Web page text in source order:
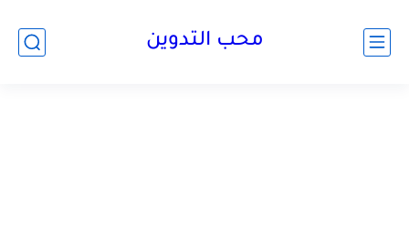
محب التدوين